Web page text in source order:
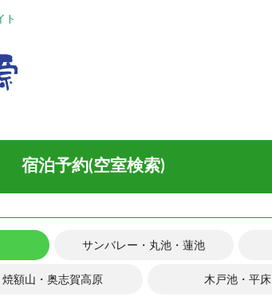
ト
宿泊予約(空室検索)
サンバレー・丸池・蓮池
焼額山・奥志賀高原 木戸池・平床